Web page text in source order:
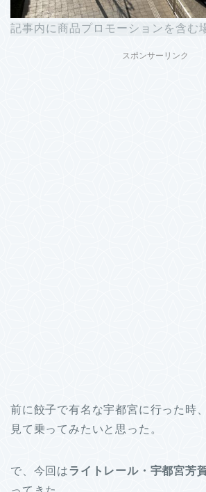
記事内に商品プロモーションを含む
スポンサーリンク
前に餃子で有名な宇都宮に行った時
見て乗ってみたいと思った。
で、今回はライトレール・宇都宮芳